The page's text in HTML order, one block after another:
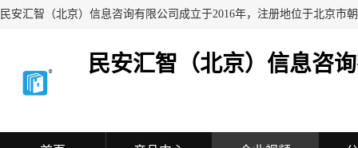
民安汇智（北京）信息咨